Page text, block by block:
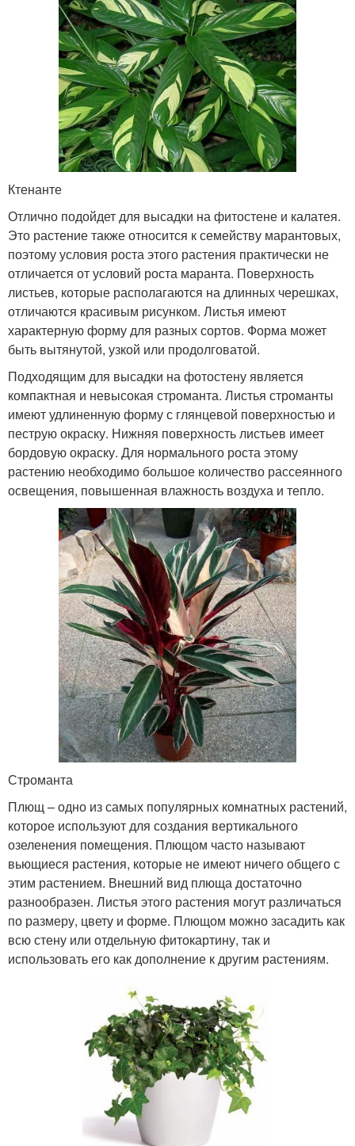
Ктенанте
Отлично подойдет для высадки на фитостене и калатея.
Это растение также относится к семейству марантовых,
поэтому условия роста этого растения практически не
отличается от условий роста маранта. Поверхность
листьев, которые располагаются на длинных черешках,
отличаются красивым рисунком. Листья имеют
характерную форму для разных сортов. Форма может
быть вытянутой, узкой или продолговатой.
Подходящим для высадки на фотостену является
компактная и невысокая строманта. Листья строманты
имеют удлиненную форму с глянцевой поверхностью и
пеструю окраску. Нижняя поверхность листьев имеет
бордовую окраску. Для нормального роста этому
растению необходимо большое количество рассеянного
освещения, повышенная влажность воздуха и тепло.
Строманта
Плющ – одно из самых популярных комнатных растений,
которое используют для создания вертикального
озеленения помещения. Плющом часто называют
вьющиеся растения, которые не имеют ничего общего с
этим растением. Внешний вид плюща достаточно
разнообразен. Листья этого растения могут различаться
по размеру, цвету и форме. Плющом можно засадить как
всю стену или отдельную фитокартину, так и
использовать его как дополнение к другим растениям.